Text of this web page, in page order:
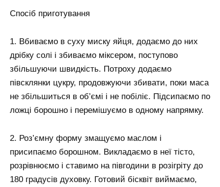
Спосіб приготування
1. Вбиваємо в суху миску яйця, додаємо до них
дрібку солі і збиваємо міксером, поступово
збільшуючи швидкість. Потроху додаємо
півсклянки цукру, продовжуючи збивати, поки маса
не збільшиться в об’ємі і не побіліє. Підсипаємо по
ложці борошно і перемішуємо в одному напрямку.
2. Роз’ємну форму змащуємо маслом і
присипаємо борошном. Викладаємо в неї тісто,
розрівнюємо і ставимо на півгодини в розігріту до
180 градусів духовку. Готовий бісквіт виймаємо,